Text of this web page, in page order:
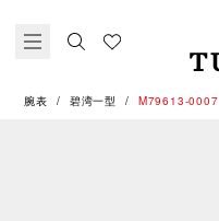
腕表 碧湾一型 M79613-0007